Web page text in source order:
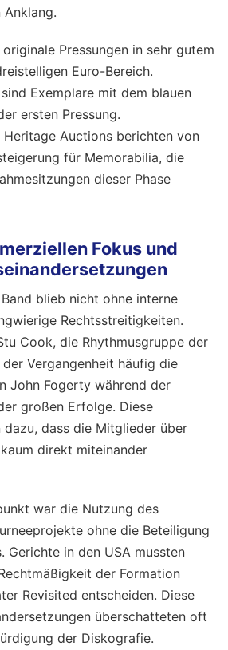
Pressungen in sehr gutem
Euro-Bereich.
Exemplare mit dem blauen
ersten Pressung.
Auctions berichten von
für Memorabilia, die
dieser Phase
Fokus und
blieb nicht ohne interne
Rechtsstreitigkeiten.
Cook, die Rhythmusgruppe der
Vergangenheit häufig die
John Fogerty während der
großen Erfolge. Diese
dass die Mitglieder über
direkt miteinander
war die Nutzung des
ohne die Beteiligung
Gerichte in den USA mussten
der Formation
Revisited entscheiden. Diese
überschatteten oft
der Diskografie.